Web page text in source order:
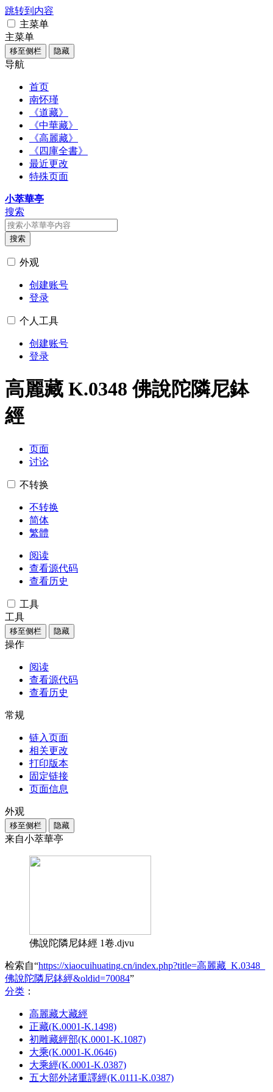
跳转到内容
主菜单
主菜单
移至侧栏 隐藏
导航
首页
南怀瑾
《道藏》
《中華藏》
《高麗藏》
《四庫全書》
最近更改
特殊页面
小萃華亭
搜索
搜索
外观
创建账号
登录
个人工具
创建账号
登录
高麗藏 K.0348 佛說陀隣尼鉢
經
页面
讨论
不转换
不转换
简体
繁體
阅读
查看源代码
查看历史
工具
工具
移至侧栏 隐藏
操作
阅读
查看源代码
查看历史
常规
链入页面
相关更改
打印版本
固定链接
页面信息
外观
移至侧栏 隐藏
来自小萃華亭
佛說陀隣尼鉢經 1卷.djvu
检索自“https://xiaocuihuating.cn/index.php?title=高麗藏_K.0348_
佛說陀隣尼鉢經&oldid=70084”
分类 ：​
高麗藏大藏經
正藏(K.0001-K.1498)
初雕藏經部(K.0001-K.1087)
大乘(K.0001-K.0646)
大乘經(K.0001-K.0387)
五大部外諸重譯經(K.0111-K.0387)